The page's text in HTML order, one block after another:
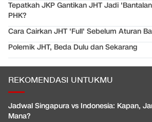
Tepatkah JKP Gantikan JHT Jadi
PHK?
Cara Cairkan JHT 'Full' Sebelum Aturan
Polemik JHT, Beda Dulu dan Sekarang
REKOMENDASI UNTUKMU
Jadwal Singapura vs Indonesia: Kapan,
Mana?